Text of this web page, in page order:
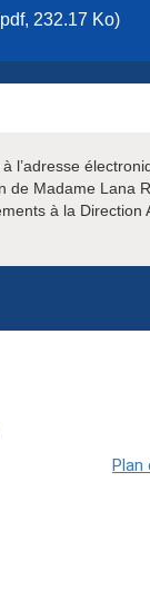
232.17 Ko)
l’adresse
de Madame Lana
à la Direction